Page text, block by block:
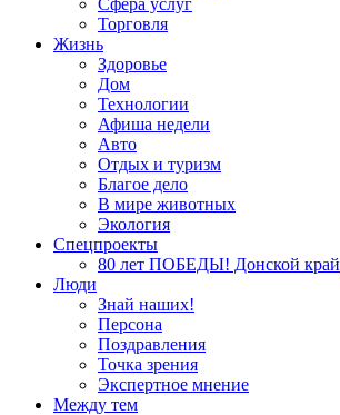
Сфера услуг
Торговля
Жизнь
Здоровье
Дом
Технологии
Афиша недели
Авто
Отдых и туризм
Благое дело
В мире животных
Экология
Спецпроекты
80 лет ПОБЕДЫ! Донской край
Люди
Знай наших!
Персона
Поздравления
Точка зрения
Экспертное мнение
Между тем